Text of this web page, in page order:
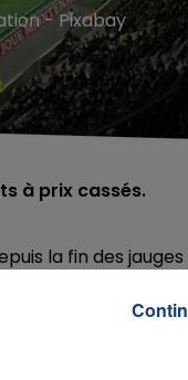
- Pixabay
à prix cassés.
la fin des jauges
Le LOSC
Pierre Mauroy